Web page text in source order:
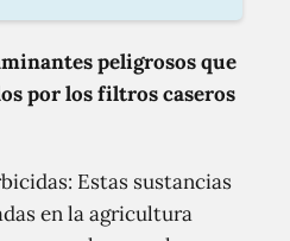
peligrosos que
por los filtros caseros
Estas sustancias
en la agricultura